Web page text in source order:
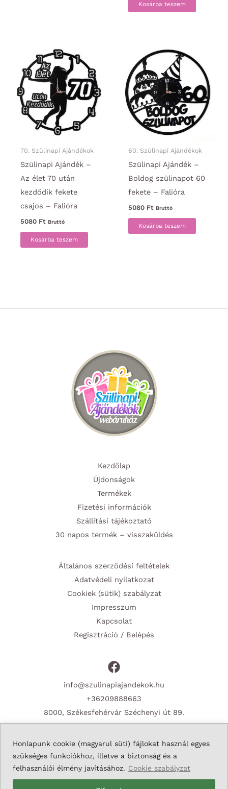
Honlapunk cookie (magyarul süti) fájlokat használ egyes
szükséges funkciókhoz, illetve a biztonság és a
felhasználói élmény javításához. Cookie szabályzat
Kosárba teszem
70. Szülinapi Ajándékok
Szülinapi Ajándék –
Az élet 70 után
kezdődik fekete
csajos – Falióra
5080 Ft Bruttó
Kosárba teszem
60. Szülinapi Ajándékok
Szülinapi Ajándék –
Boldog szülinapot 60
fekete – Falióra
5080 Ft Bruttó
Kosárba teszem
Kezdőlap
Újdonságok
Termékek
Fizetési információk
Szállítási tájékoztató
30 napos termék – visszaküldés
Általános szerződési feltételek
Adatvédeli nyilatkozat
Cookiek (sütik) szabályzat
Impresszum
Kapcsolat
Regisztráció / Belépés
info@szulinapiajandekok.hu
+36209888663
8000, Székesfehérvár Széchenyi út 89.
Copyright © 2026 Szulinapiajandekok.hu